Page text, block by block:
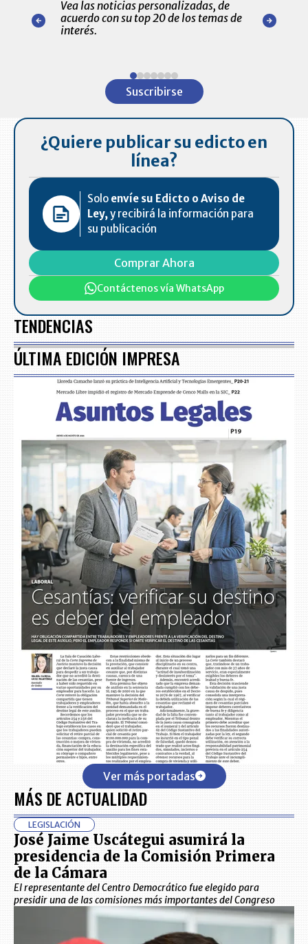
nuestro
para
Vea las noticias personalizadas, de
acuerdo con su top 20 de los temas de
interés.
de las
Suscribirse
¿Quiere publicar su edicto en
línea?
Solo envíe su Edicto o Aviso de
Ley,y recibirá la información para
su publicación
Comprar Ahora
Contáctenos vía WhatsApp
TENDENCIAS
ÚLTIMA EDICIÓN IMPRESA
Ver más portadas
MÁS DE ACTUALIDAD
LEGISLACIÓN
José Jaime Uscátegui asumirá la
presidencia de la Comisión Primera
de la Cámara
El representante del Centro Democrático fue elegido para
presidir una de las comisiones más importantes del Congreso